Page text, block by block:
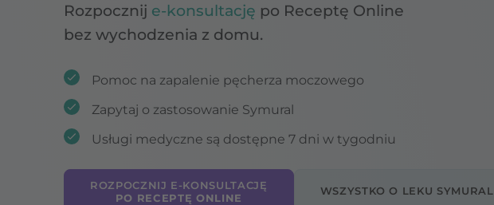
Rozpocznij e-konsultację po Receptę Online
bez wychodzenia z domu.
Pomoc na zapalenie pęcherza moczowego
Zapytaj o zastosowanie Symural
Usługi medyczne są dostępne 7 dni w tygodniu
ROZPOCZNIJ E-KONSULTACJĘ
PO RECEPTĘ ONLINE
WSZYSTKO O LEKU SYMURAL